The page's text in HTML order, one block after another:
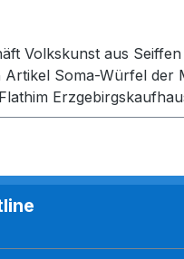
Volkskunst aus Seiffen
Artikel Soma-Würfel der